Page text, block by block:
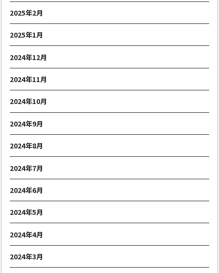
2025年2月
2025年1月
2024年12月
2024年11月
2024年10月
2024年9月
2024年8月
2024年7月
2024年6月
2024年5月
2024年4月
2024年3月